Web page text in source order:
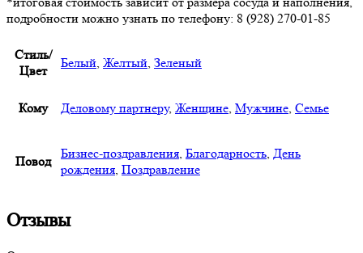
подробности можно узнать по телефону: 8 (928) 270-01-85
Стиль/
Цвет
Белый, Желтый, Зеленый
Кому Деловому партнеру, Женщине, Мужчине, Семье
Повод
Бизнес-поздравления, Благодарность, День
рождения, Поздравление
Отзывы